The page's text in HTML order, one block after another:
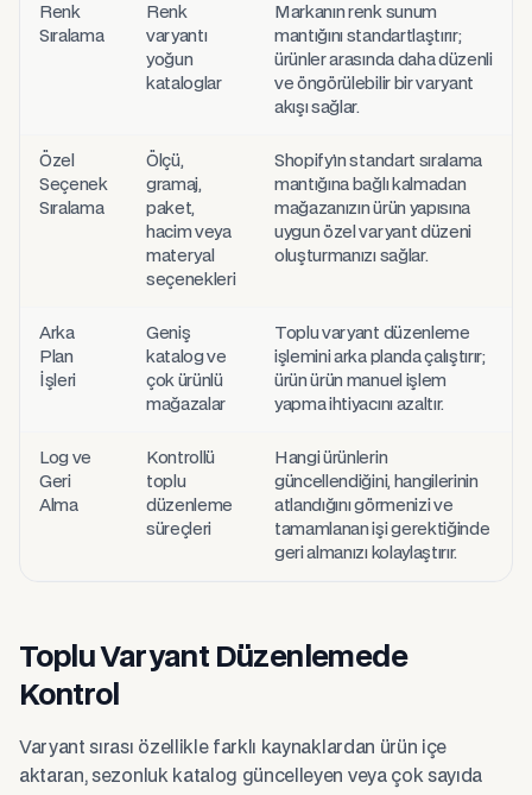
Renk
Sıralama
Renk
varyantı
yoğun
kataloglar
Markanın renk sunum
mantığını standartlaştırır;
ürünler arasında daha düzenli
ve öngörülebilir bir varyant
akışı sağlar.
Özel
Seçenek
Sıralama
Ölçü,
gramaj,
paket,
hacim veya
materyal
seçenekleri
Shopify’ın standart sıralama
mantığına bağlı kalmadan
mağazanızın ürün yapısına
uygun özel varyant düzeni
oluşturmanızı sağlar.
Arka
Plan
İşleri
Geniş
katalog ve
çok ürünlü
mağazalar
Toplu varyant düzenleme
işlemini arka planda çalıştırır;
ürün ürün manuel işlem
yapma ihtiyacını azaltır.
Log ve
Geri
Alma
Kontrollü
toplu
düzenleme
süreçleri
Hangi ürünlerin
güncellendiğini, hangilerinin
atlandığını görmenizi ve
tamamlanan işi gerektiğinde
geri almanızı kolaylaştırır.
Toplu Varyant Düzenlemede
Kontrol
Varyant sırası özellikle farklı kaynaklardan ürün içe
aktaran, sezonluk katalog güncelleyen veya çok sayıda